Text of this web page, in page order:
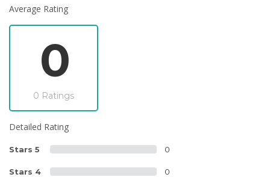
Average Rating
0
0 Ratings
Detailed Rating
Stars 5 0
Stars 4 0